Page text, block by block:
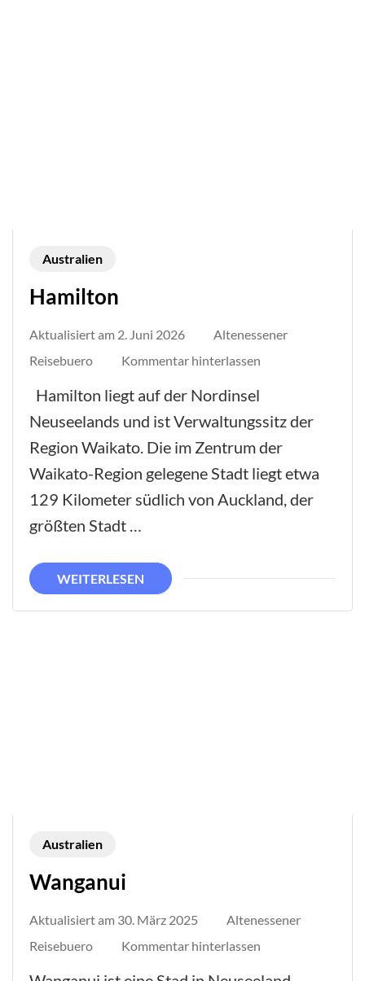
Australien
Hamilton
Aktualisiert am 2. Juni 2026
Altenessener
Reisebuero
Kommentar hinterlassen
Hamilton liegt auf der Nordinsel
Neuseelands und ist Verwaltungssitz der
Region Waikato. Die im Zentrum der
Waikato-Region gelegene Stadt liegt etwa
129 Kilometer südlich von Auckland, der
größten Stadt …
WEITERLESEN
Australien
Wanganui
Aktualisiert am 30. März 2025
Altenessener
Reisebuero
Kommentar hinterlassen